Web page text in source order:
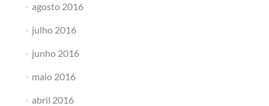
agosto 2016
julho 2016
junho 2016
maio 2016
abril 2016